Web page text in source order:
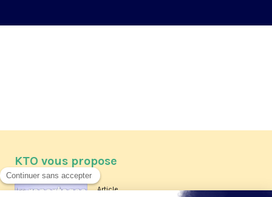
KTO vous propose
Article